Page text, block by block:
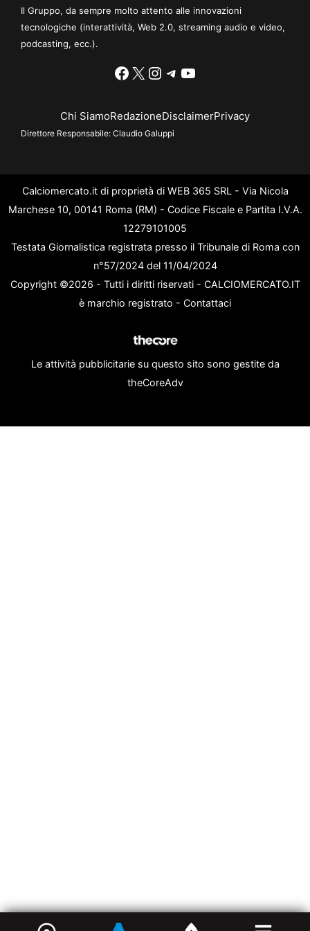
Il Gruppo, da sempre molto attento alle innovazioni
tecnologiche (interattività, Web 2.0, streaming audio e video,
podcasting, ecc.).
Facebook
X Instagram
Telegram
YouTube
Chi SiamoRedazioneDisclaimerPrivacy
Direttore Responsabile: Claudio Galuppi
Calciomercato.it di proprietà di WEB 365 SRL - Via Nicola
Marchese 10, 00141 Roma (RM) - Codice Fiscale e Partita I.V.A.
12279101005
Testata Giornalistica registrata presso il Tribunale di Roma con
n°57/2024 del 11/04/2024
Copyright ©2026 - Tutti i diritti riservati - CALCIOMERCATO.IT
è marchio registrato - Contattaci
Le attività pubblicitarie su questo sito sono gestite da
theCoreAdv